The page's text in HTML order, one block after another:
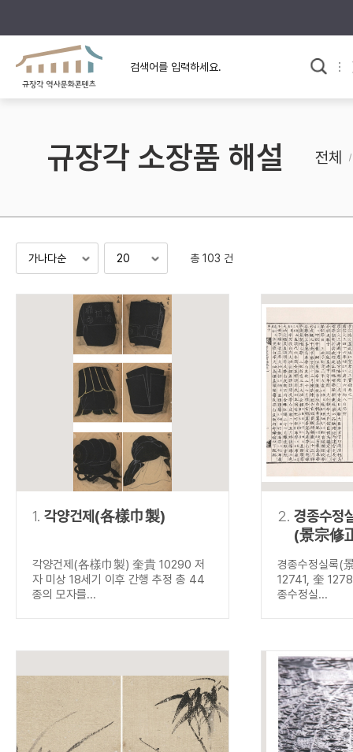
규장각의 어제와 오늘
규장각 소개영상
사료와 문학으로 본
고대
고려
조선 후기
검색 연산자 사용안내
연산자
AND
“정조”와 “정약
색
OR “정조” 또는 “정
NOT
“정조”가 나온
료를 검색
동시에 여러 개의 연산자를 사용할 수 있습니다.
규장각 소장품 해설 전체
총 103 건
1. 각양건제(各樣巾製)
각양건제(各樣巾製) 奎貴 10290 저
자 미상 18세기 이후 간행 추정 총 44
종의 모자를...
2. 경종수정
(景宗修
경종수정실록(
12741, 奎
종수정실...